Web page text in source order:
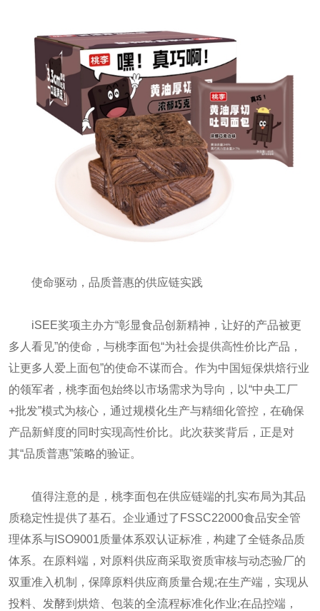
使命驱动，品质普惠的供应链实践
iSEE奖项主办方“彰显食品创新精神，让好的产品被更
多人看见”的使命，与桃李面包“为社会提供高性价比产品，
让更多人爱上面包”的使命不谋而合。作为中国短保烘焙行业
的领军者，桃李面包始终以市场需求为导向，以“中央工厂
+批发”模式为核心，通过规模化生产与精细化管控，在确保
产品新鲜度的同时实现高性价比。此次获奖背后，正是对
其“品质普惠”策略的验证。
值得注意的是，桃李面包在供应链端的扎实布局为其品
质稳定性提供了基石。企业通过了FSSC22000食品安全管
理体系与ISO9001质量体系双认证标准，构建了全链条品质
体系。在原料端，对原料供应商采取资质审核与动态验厂的
双重准入机制，保障原料供应商质量合规;在生产端，实现从
投料、发酵到烘焙、包装的全流程标准化作业;在品控端，